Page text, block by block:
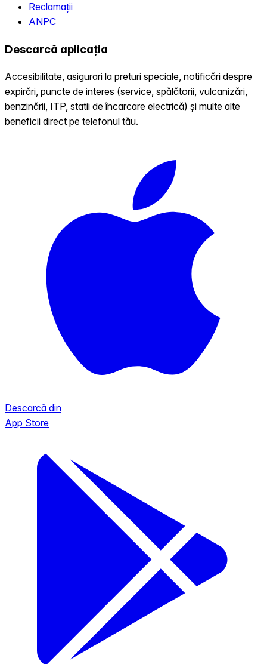
Reclamații
ANPC
Descarcă aplicația
Accesibilitate, asigurari la preturi speciale, notificări despre
expirări, puncte de interes (service, spălătorii, vulcanizări,
benzinării, ITP, statii de încarcare electrică) și multe alte
beneficii direct pe telefonul tău.
Descarcă din
App Store